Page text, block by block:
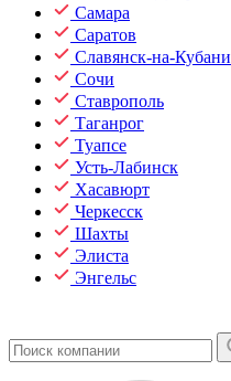
Самара
Саратов
Славянск-на-Кубани
Сочи
Ставрополь
Таганрог
Туапсе
Усть-Лабинск
Хасавюрт
Черкесск
Шахты
Элиста
Энгельс